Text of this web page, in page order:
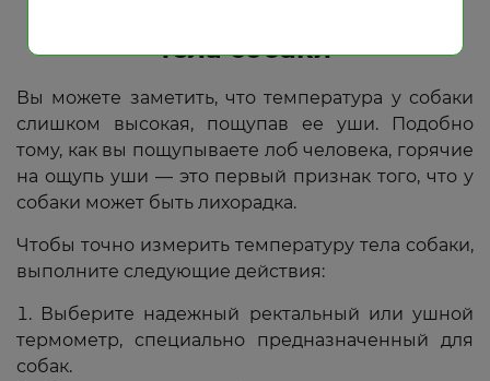
тела собаки
Вы можете заметить, что температура у собаки
слишком высокая, пощупав ее уши. Подобно
тому, как вы пощупываете лоб человека, горячие
на ощупь уши — это первый признак того, что у
собаки может быть лихорадка.
Чтобы точно измерить температуру тела собаки,
выполните следующие действия:
Выберите надежный ректальный или ушной
термометр, специально предназначенный для
собак.